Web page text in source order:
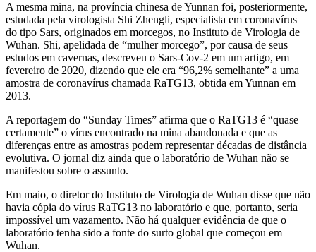
A mesma mina, na província chinesa de Yunnan foi, posteriormente,
estudada pela virologista Shi Zhengli, especialista em coronavírus
do tipo Sars, originados em morcegos, no Instituto de Virologia de
Wuhan. Shi, apelidada de “mulher morcego”, por causa de seus
estudos em cavernas, descreveu o Sars-Cov-2 em um artigo, em
fevereiro de 2020, dizendo que ele era “96,2% semelhante” a uma
amostra de coronavírus chamada RaTG13, obtida em Yunnan em
2013.
A reportagem do “Sunday Times” afirma que o RaTG13 é “quase
certamente” o vírus encontrado na mina abandonada e que as
diferenças entre as amostras podem representar décadas de distância
evolutiva. O jornal diz ainda que o laboratório de Wuhan não se
manifestou sobre o assunto.
Em maio, o diretor do Instituto de Virologia de Wuhan disse que não
havia cópia do vírus RaTG13 no laboratório e que, portanto, seria
impossível um vazamento. Não há qualquer evidência de que o
laboratório tenha sido a fonte do surto global que começou em
Wuhan.